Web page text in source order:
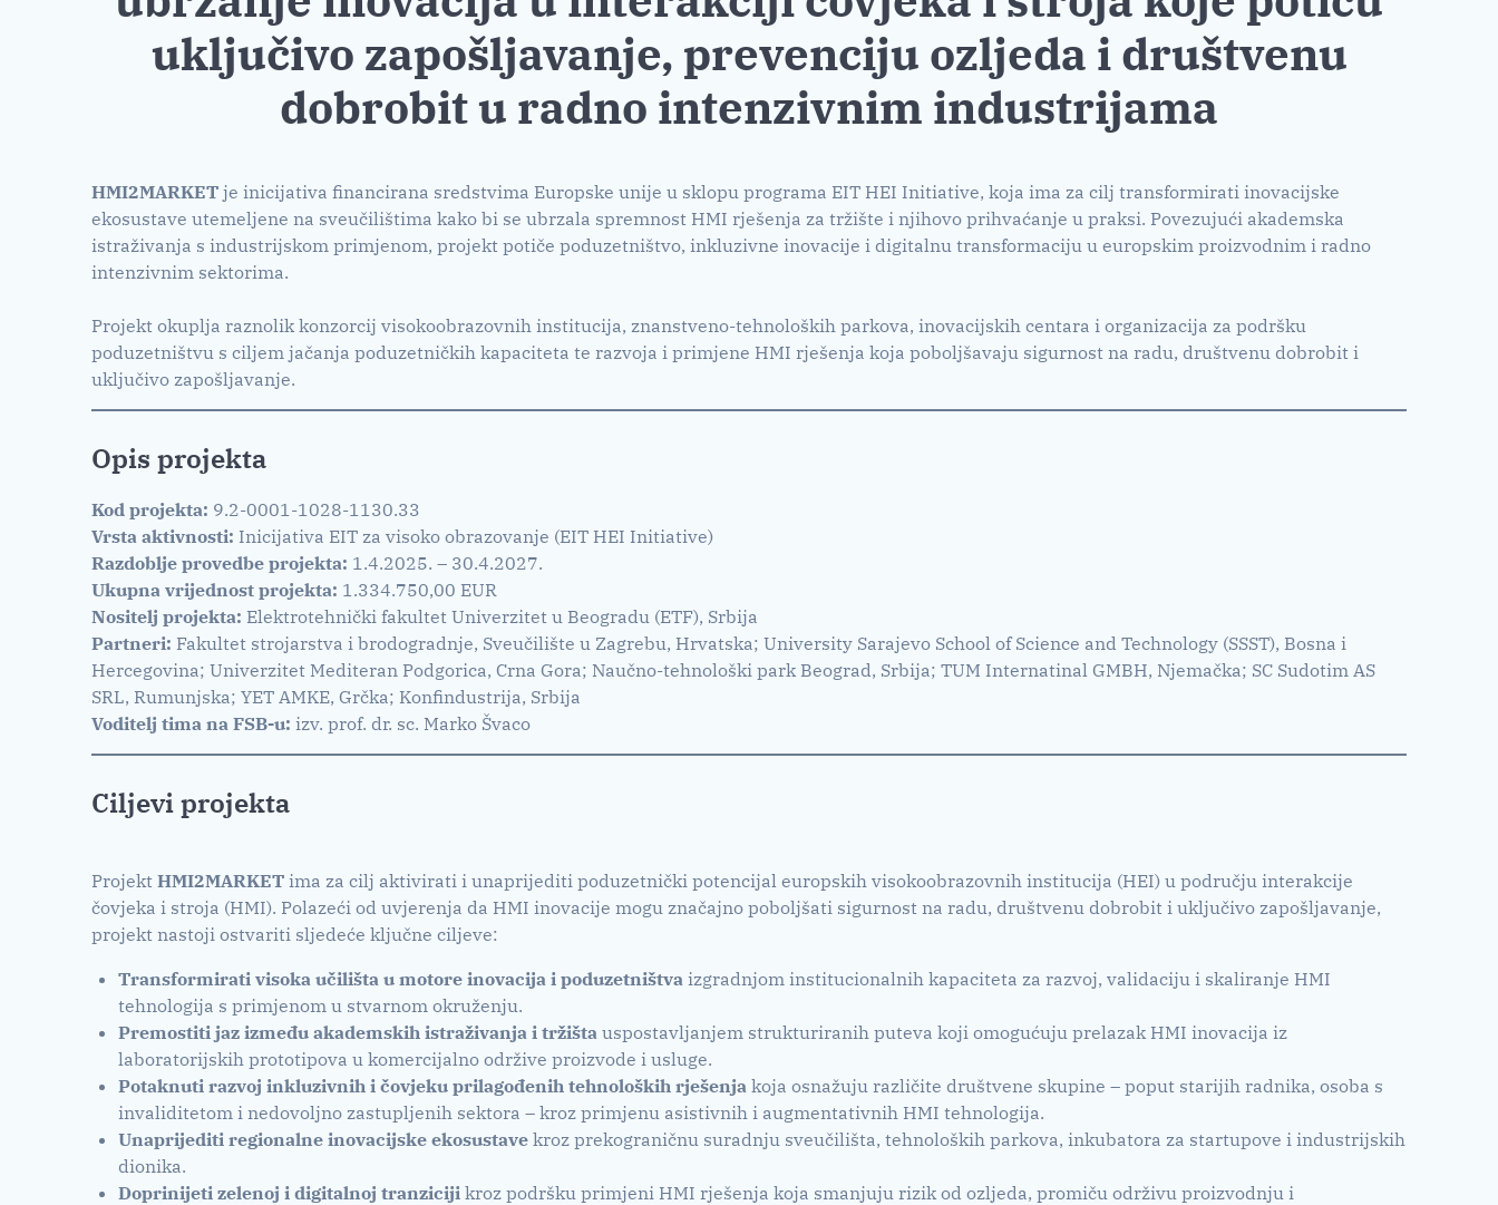
uključivo zapošljavanje, prevenciju ozljeda i društvenu
dobrobit u radno intenzivnim industrijama
HMI2MARKETje inicijativa financirana sredstvima Europske unije u sklopu programa EIT HEI Initiative, koja ima za cilj transformirati inovacijske
ekosustave utemeljene na sveučilištima kako bi se ubrzala spremnost HMI rješenja za tržište i njihovo prihvaćanje u praksi. Povezujući akademska
istraživanja s industrijskom primjenom, projekt potiče poduzetništvo, inkluzivne inovacije i digitalnu transformaciju u europskim proizvodnim i radno
intenzivnim sektorima.
Projekt okuplja raznolik konzorcij visokoobrazovnih institucija, znanstveno-tehnoloških parkova, inovacijskih centara i organizacija za podršku
poduzetništvu s ciljem jačanja poduzetničkih kapaciteta te razvoja i primjene HMI rješenja koja poboljšavaju sigurnost na radu, društvenu dobrobit i
uključivo zapošljavanje.
Opis projekta
Kod projekta: 9.2-0001-1028-1130.33
Vrsta aktivnosti: Inicijativa EIT za visoko obrazovanje (EIT HEI Initiative)
Razdoblje provedbe projekta: 1.4.2025. – 30.4.2027.
Ukupna vrijednost projekta: 1.334.750,00 EUR
Nositelj projekta: Elektrotehnički fakultet Univerzitet u Beogradu (ETF), Srbija
Partneri: Fakultet strojarstva i brodogradnje, Sveučilište u Zagrebu, Hrvatska; University Sarajevo School of Science and Technology (SSST), Bosna i
Hercegovina; Univerzitet Mediteran Podgorica, Crna Gora; Naučno-tehnološki park Beograd, Srbija; TUM Internatinal GMBH, Njemačka; SC Sudotim AS
SRL, Rumunjska; YET AMKE, Grčka; Konfindustrija, Srbija
Voditelj tima na FSB-u: izv. prof. dr. sc. Marko Švaco
Ciljevi projekta
ProjektHMI2MARKET ima za cilj aktivirati i unaprijediti poduzetnički potencijal europskih visokoobrazovnih institucija (HEI) u području interakcije
čovjeka i stroja (HMI). Polazeći od uvjerenja da HMI inovacije mogu značajno poboljšati sigurnost na radu, društvenu dobrobit i uključivo zapošljavanje,
projekt nastoji ostvariti sljedeće ključne ciljeve:
Transformirati visoka učilišta u motore inovacija i poduzetništva izgradnjom institucionalnih kapaciteta za razvoj, validaciju i skaliranje HMI
tehnologija s primjenom u stvarnom okruženju.
Premostiti jaz između akademskih istraživanja i tržišta uspostavljanjem strukturiranih puteva koji omogućuju prelazak HMI inovacija iz
laboratorijskih prototipova u komercijalno održive proizvode i usluge.
Potaknuti razvoj inkluzivnih i čovjeku prilagođenih tehnoloških rješenja koja osnažuju različite društvene skupine – poput starijih radnika, osoba s
invaliditetom i nedovoljno zastupljenih sektora – kroz primjenu asistivnih i augmentativnih HMI tehnologija.
Unaprijediti regionalne inovacijske ekosustave kroz prekograničnu suradnju sveučilišta, tehnoloških parkova, inkubatora za startupove i industrijskih
dionika.
Doprinijeti zelenoj i digitalnoj tranziciji kroz podršku primjeni HMI rješenja koja smanjuju rizik od ozljeda, promiču održivu proizvodnju i